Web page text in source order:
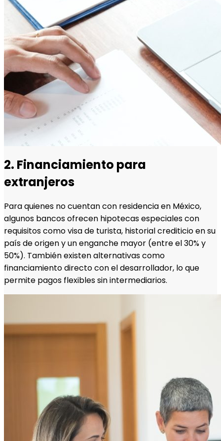
2. Financiamiento para
extranjeros
Para quienes no cuentan con residencia en México,
algunos bancos ofrecen hipotecas especiales con
requisitos como visa de turista, historial crediticio en su
país de origen y un enganche mayor (entre el 30% y
50%). También existen alternativas como
financiamiento directo con el desarrollador, lo que
permite pagos flexibles sin intermediarios.